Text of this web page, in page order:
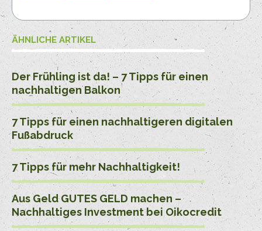
ÄHNLICHE ARTIKEL
Der Frühling ist da! – 7 Tipps für einen
nachhaltigen Balkon
7 Tipps für einen nachhaltigeren digitalen
Fußabdruck
7 Tipps für mehr Nachhaltigkeit!
Aus Geld GUTES GELD machen –
Nachhaltiges Investment bei Oikocredit